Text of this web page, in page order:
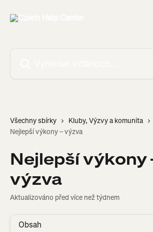
Všechny sbírky Kluby, Výzvy a komunita
Nejlepší výkony – výzva
Nejlepší výkony
výzva
Aktualizováno před více než týdnem
Obsah